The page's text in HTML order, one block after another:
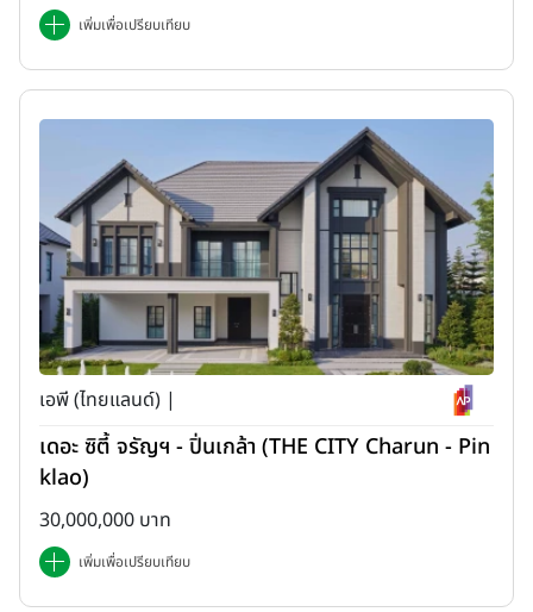
เพิ่มเพื่อเปรียบเทียบ
เอพี (ไทยแลนด์) |
เดอะ ซิตี้ จรัญฯ - ปิ่นเกล้า (THE CITY Charun - Pin
klao)
30,000,000 บาท
เพิ่มเพื่อเปรียบเทียบ